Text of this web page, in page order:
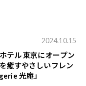
2024.10.15
テル 東京にオープン
癒すやさしいフレン
光庵」